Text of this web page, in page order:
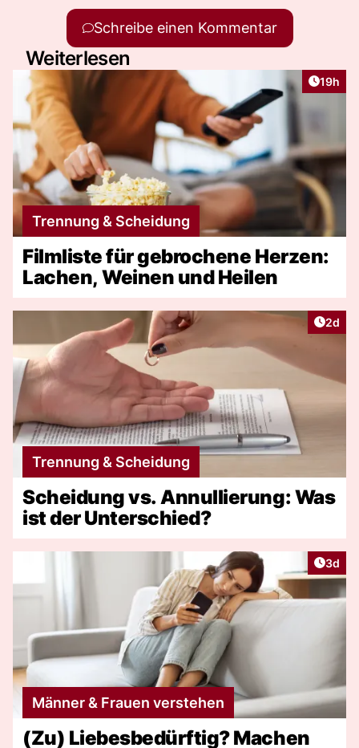
Schreibe einen Kommentar
Weiterlesen
Artikel
19h
Trennung & Scheidung
Filmliste für gebrochene Herzen:
Lachen, Weinen und Heilen
2d
Trennung & Scheidung
Scheidung vs. Annullierung: Was
ist der Unterschied?
3d
Männer & Frauen verstehen
(Zu) Liebesbedürftig? Machen